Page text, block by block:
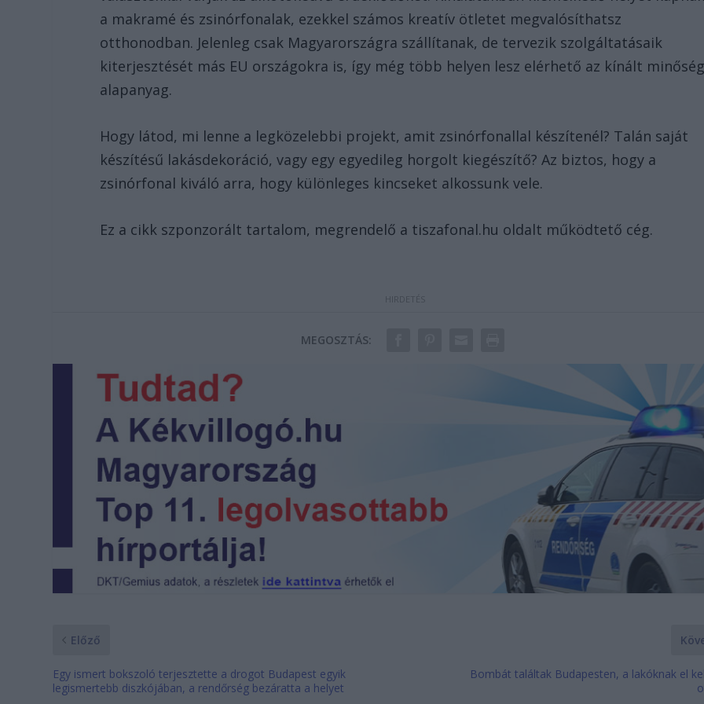
a makramé és zsinórfonalak, ezekkel számos kreatív ötletet megvalósíthatsz
otthonodban. Jelenleg csak Magyarországra szállítanak, de tervezik szolgáltatásaik
kiterjesztését más EU országokra is, így még több helyen lesz elérhető az kínált
alapanyag.
Hogy látod, mi lenne a legközelebbi projekt, amit zsinórfonallal készítenél? Talán saját
készítésű lakásdekoráció, vagy egy egyedileg horgolt kiegészítő? Az biztos, hogy a
zsinórfonal kiváló arra, hogy különleges kincseket alkossunk vele.
Ez a cikk szponzorált tartalom, megrendelő a tiszafonal.hu oldalt működtető cég.
MEGOSZTÁS:
Előző
Egy ismert bokszoló terjesztette a drogot Budapest egyik
legismertebb diszkójában, a rendőrség bezáratta a helyet
Bombát találtak Budapesten, a lakóknak el